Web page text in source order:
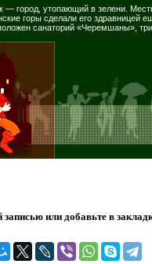
— город, утопающий в зелени.
горы сделали его здравницей
санаторий «Черемшаны»,
записью или добавьте в